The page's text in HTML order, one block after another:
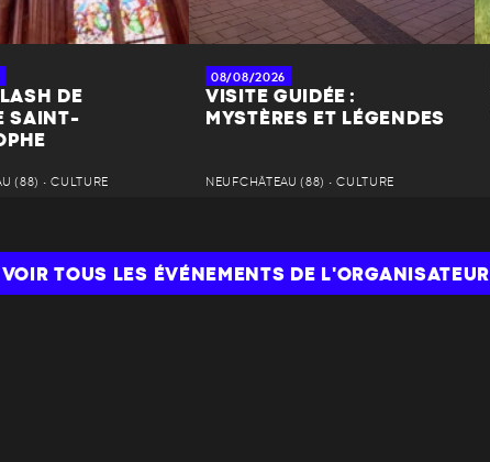
DE
SAINT-
(88) • CULTURE
08/08/2026
VISITE GUIDÉE :
MYSTÈRES ET LÉGENDES
NEUFCHÂTEAU (88) • CULTURE
VOIR TOUS LES ÉVÉNEMENTS DE L'ORGANISATEUR